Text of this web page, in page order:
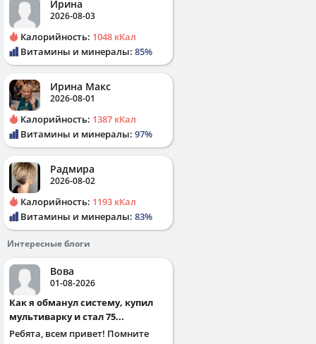
Ирина
2026-08-03
Калорийность: 1048 кКал
Витамины и минералы: 85%
Ирина Макс
2026-08-01
Калорийность: 1387 кКал
Витамины и минералы: 97%
Радмира
2026-08-02
Калорийность: 1193 кКал
Витамины и минералы: 83%
Интересные блоги
Вова
01-08-2026
Как я обманул систему, купил
мультиварку и стал 75...
Ребята, всем привет! Помните